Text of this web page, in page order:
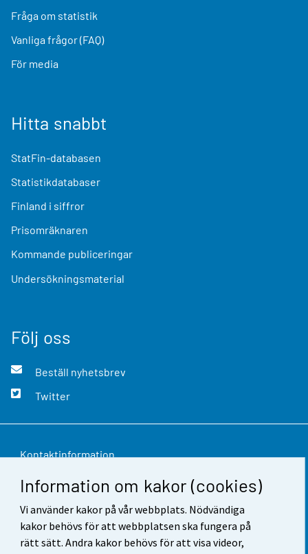
Information om kakor (cookies)
Vi använder kakor på vår webbplats. Nödvändiga
kakor behövs för att webbplatsen ska fungera på
rätt sätt. Andra kakor behövs för att visa videor,
Fråga om statistik
Vanliga frågor (FAQ)
För media
Hitta snabbt
StatFin-databasen
Statistikdatabaser
Finland i siffror
Prisomräknaren
Kommande publiceringar
Undersökningsmaterial
Följ oss
Beställ nyhetsbrev
Twitter
Kontaktinformation
Respons
Användarvillkor
Dataskydd